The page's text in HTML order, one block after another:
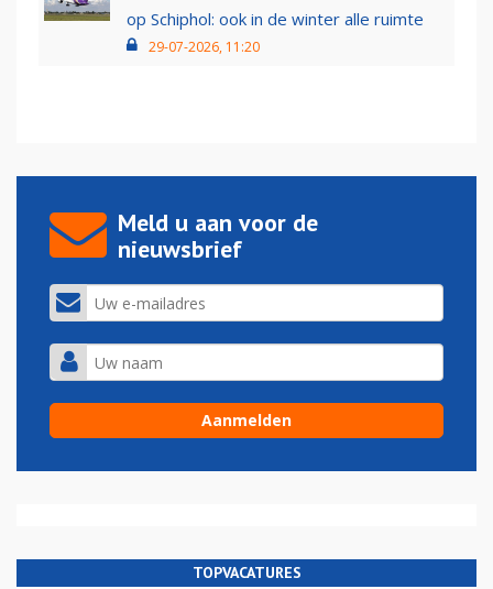
op Schiphol: ook in de winter alle ruimte
29-07-2026, 11:20
Meld u aan voor de
nieuwsbrief
TOPVACATURES